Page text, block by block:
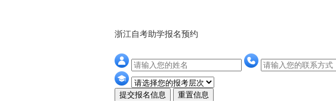
浙江自考助学报名预约
提交报名信息 重置信息